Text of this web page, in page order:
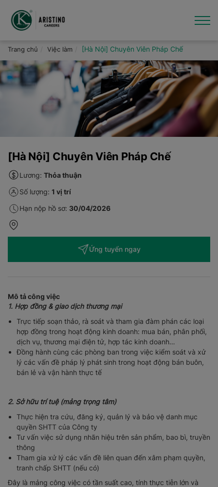
đến
Giới thiệu
Việc làm
Văn hóa - Tin tức
Trang chủ Việc làm [Hà Nội] Chuyên Viên Pháp Chế
[Hà Nội] Chuyên Viên Pháp Chế
Lương: Thỏa thuận
Số lượng: 1 vị trí
Hạn nộp hồ sơ: 30/04/2026
Ứng tuyển ngay
Mô tả công việc
1. Hợp đồng & giao dịch thương mại
Trực tiếp soạn thảo, rà soát và tham gia đàm phán các loại
hợp đồng trong hoạt động kinh doanh: mua bán, phân phối,
dịch vụ, thương mại điện tử, hợp tác kinh doanh…
Đồng hành cùng các phòng ban trong việc kiểm soát và xử
lý các vấn đề pháp lý phát sinh trong hoạt động bán buôn,
bán lẻ và vận hành thực tế
2. Sở hữu trí tuệ (mảng trọng tâm)
Thực hiện tra cứu, đăng ký, quản lý và bảo vệ danh mục
quyền SHTT của Công ty
Tư vấn việc sử dụng nhãn hiệu trên sản phẩm, bao bì, truyền
thông
Tham gia xử lý các vấn đề liên quan đến xâm phạm quyền,
tranh chấp SHTT (nếu có)
Đây là mảng công việc có tần suất cao, tính thực tiễn lớn và